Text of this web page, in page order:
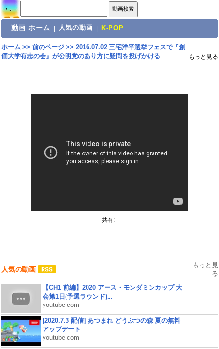
動画 ホーム 人気の動画 K-POP
ホーム>> 前のページ>> 2016.07.02 三宅洋平選挙フェスで『創
価大学有志の会』が公明党のあり方に疑問を投げかける
もっと見る
共有:
人気の動画
もっと見
る
【CH1 前編】2020 アース・モンダミンカップ 大
会第1日(予選ラウンド)...
youtube.com
[2020.7.3 配信] あつまれ どうぶつの森 夏の無料
アップデート
youtube.com